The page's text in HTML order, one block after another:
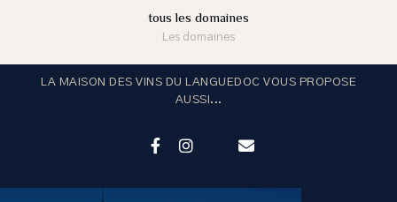
tous les domaines
Les domaines
LA MAISON DES VINS DU LANGUEDOC VOUS PROPOSE
AUSSI...